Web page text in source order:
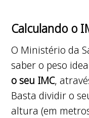
Calculando o
O Ministério da
saber o peso
o seu IMC,
Basta dividir o
altura (em